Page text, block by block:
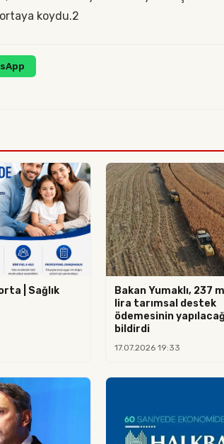
koydu.2
| Sağlık
Bakan Yumaklı, 237
lira tarımsal destek
ödemesinin
bildirdi
17.07.2026 19:33